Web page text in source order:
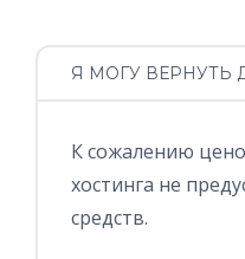
Я МОГУ ВЕРНУТЬ
К сожалению
хостинга не
средств.